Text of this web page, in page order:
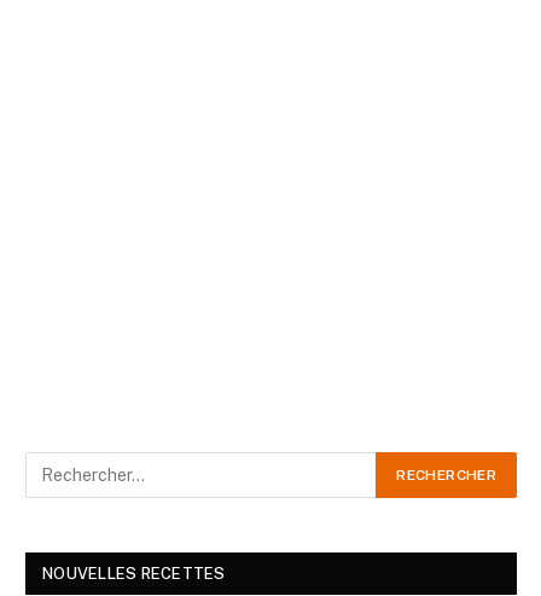
NOUVELLES RECETTES